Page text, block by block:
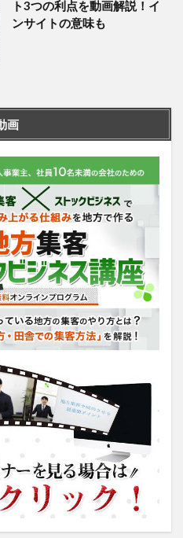
ト3つの利点を動画解説！イ
ンサイトの意味も
画